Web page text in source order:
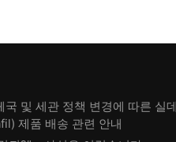
국 및 세관 정책 변경에 따른 실
제품 배송 관련 안내